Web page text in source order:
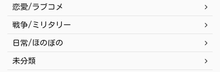
恋愛/ラブコメ
戦争/ミリタリー
日常/ほのぼの
未分類